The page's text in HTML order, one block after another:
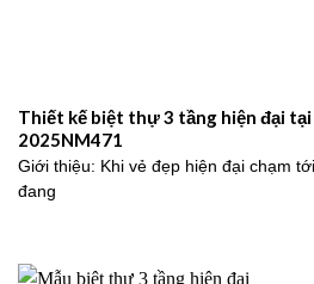
Thiết kế biệt thự 3 tầng hiện đại tại
2025NM471
Giới thiệu: Khi vẻ đẹp hiện đại chạm
đang